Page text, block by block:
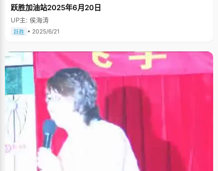
跃胜加油站2025年6月20日
UP主: 侯海涛
跃胜 • 2025/6/21